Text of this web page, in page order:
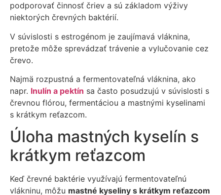
podporovať činnosť čriev a sú základom výživy
niektorých črevných baktérií.
V súvislosti s estrogénom je zaujímavá vláknina,
pretože môže sprevádzať trávenie a vylučovanie cez
črevo.
Najmä rozpustná a fermentovateľná vláknina, ako
napr. Inulín a pektín sa často posudzujú v súvislosti s
črevnou flórou, fermentáciou a mastnými kyselinami
s krátkym reťazcom.
Úloha mastných kyselín s
krátkym reťazcom
Keď črevné baktérie využívajú fermentovateľnú
vlákninu, môžu mastné kyseliny s krátkym reťazcom